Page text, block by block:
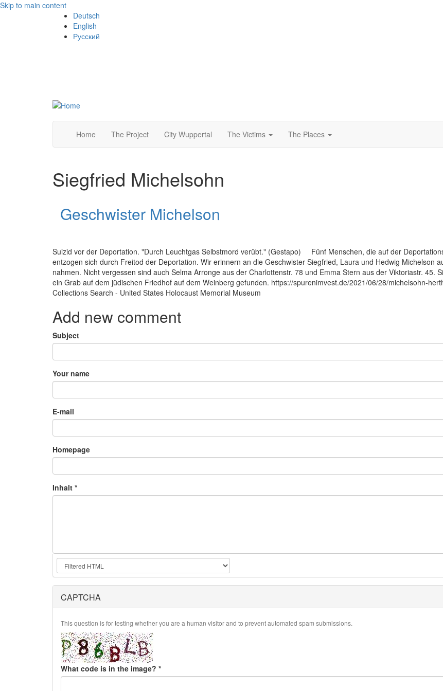
Skip to main content
Deutsch
English
Русский
Home The Project City Wuppertal The Victims The Places
Siegfried Michelsohn
Geschwister Michelson
Suizid vor der Deportation. "Durch Leuchtgas Selbstmord verübt." (Gestapo) Fünf Menschen, die auf der
entzogen sich durch Freitod der Deportation. Wir erinnern an die Geschwister Siegfried, Laura und Hedwig Michelson
nahmen. Nicht vergessen sind auch Selma Arronge aus der Charlottenstr. 78 und Emma Stern aus der Viktoriastr. 45.
ein Grab auf dem jüdischen Friedhof auf dem Weinberg gefunden. https://spurenimvest.de/2021/06/28/michelsohn-
Collections Search - United States Holocaust Memorial Museum
Add new comment
Subject
Your name
E-mail
Homepage
Inhalt *
CAPTCHA
This question is for testing whether you are a human visitor and to prevent automated spam submissions.
What code is in the image? *